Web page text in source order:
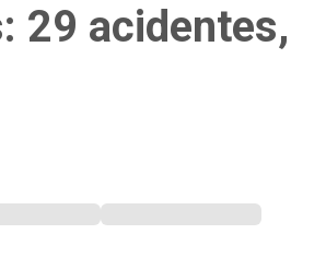
29 acidentes,